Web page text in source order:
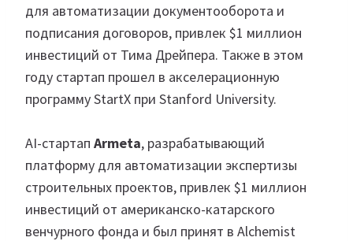
для автоматизации документооборота и
подписания договоров, привлек $1 миллион
инвестиций от Тима Дрейпера. Также в этом
году стартап прошел в акселерационную
программу StartX при Stanford University.
AI-стартап Armeta, разрабатывающий
платформу для автоматизации экспертизы
строительных проектов, привлек $1 миллион
инвестиций от американско-катарского
венчурного фонда и был принят в Alchemist